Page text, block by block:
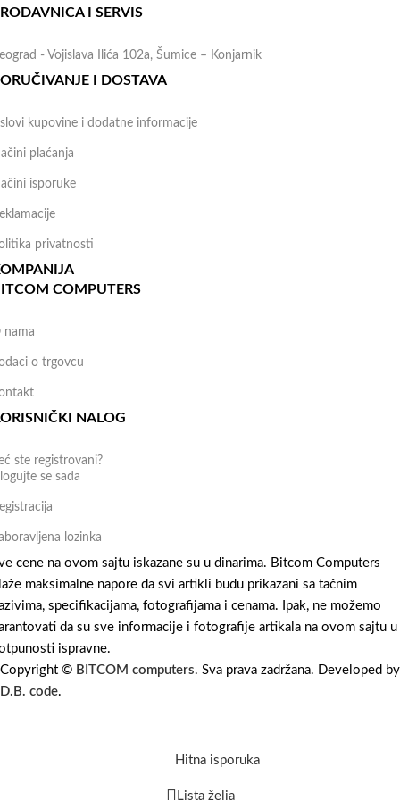
I SERVIS
- Vojislava Ilića 102a, Šumice – Konjarnik
I DOSTAVA
kupovine i dodatne informacije
plaćanja
isporuke
privatnosti
COMPUTERS
nama
o trgovcu
NALOG
ste registrovani?
se sada
lozinka
cene na ovom sajtu iskazane su u dinarima. Bitcom Computers
maksimalne napore da svi artikli budu prikazani sa tačnim
specifikacijama, fotografijama i cenama. Ipak, ne možemo
da su sve informacije i fotografije artikala na ovom sajtu u
ispravne.
Copyright © BITCOM computers. Sva prava zadržana. Developed by
D.B. code.
Hitna isporuka
Lista želja